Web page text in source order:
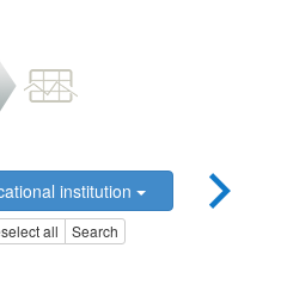
institution
all Search